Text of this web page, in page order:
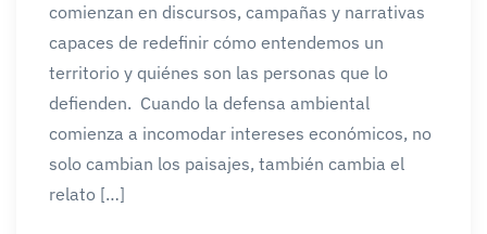
comienzan en discursos, campañas y narrativas
capaces de redefinir cómo entendemos un
territorio y quiénes son las personas que lo
defienden. Cuando la defensa ambiental
comienza a incomodar intereses económicos, no
solo cambian los paisajes, también cambia el
relato […]